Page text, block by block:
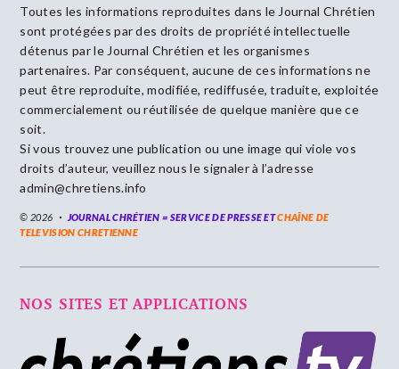
Toutes les informations reproduites dans le Journal Chrétien
sont protégées par des droits de propriété intellectuelle
détenus par le Journal Chrétien et les organismes
partenaires. Par conséquent, aucune de ces informations ne
peut être reproduite, modifiée, rediffusée, traduite, exploitée
commercialement ou réutilisée de quelque manière que ce
soit.
Si vous trouvez une publication ou une image qui viole vos
droits d’auteur, veuillez nous le signaler à l’adresse
admin@chretiens.info
© 2026 JOURNAL CHRÉTIEN = SERVICE DE PRESSE ETCHAÎNE DE
TELEVISION CHRETIENNE
NOS SITES ET APPLICATIONS